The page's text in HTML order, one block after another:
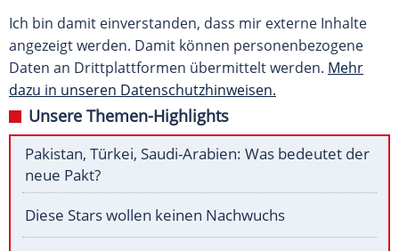
Ich bin damit einverstanden, dass mir externe Inhalte
angezeigt werden. Damit können personenbezogene
Daten an Drittplattformen übermittelt werden. Mehr
dazu in unseren Datenschutzhinweisen.
Unsere Themen-Highlights
Pakistan, Türkei, Saudi-Arabien: Was bedeutet der
neue Pakt?
Diese Stars wollen keinen Nachwuchs